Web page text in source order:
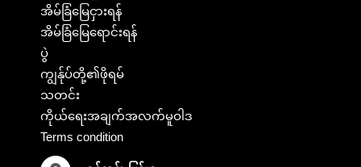
အိမ်ခြံမြေငှားရန်
အိမ်ခြံမြေရောင်းရန်
ပွဲ
ကျွန်ုပ်တို့၏ဖိုရမ်
သတင်း
ကိုယ်ရေးအချက်အလက်မူဝါဒ
Terms condition